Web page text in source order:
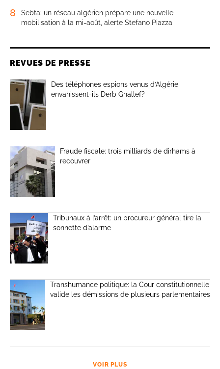
8
Sebta: un réseau algérien prépare une nouvelle
mobilisation à la mi-août, alerte Stefano Piazza
REVUES DE PRESSE
Des téléphones espions venus d’Algérie
envahissent-ils Derb Ghallef?
Fraude fiscale: trois milliards de dirhams à
recouvrer
Tribunaux à l’arrêt: un procureur général tire la
sonnette d’alarme
Transhumance politique: la Cour constitutionnelle
valide les démissions de plusieurs parlementaires
VOIR PLUS